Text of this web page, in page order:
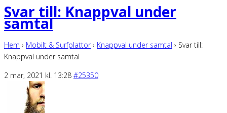
Svar till: Knappval under
samtal
Hem › Mobilt & Surfplattor › Knappval under samtal › Svar till:
Knappval under samtal
2 mar, 2021 kl. 13:28 #25350